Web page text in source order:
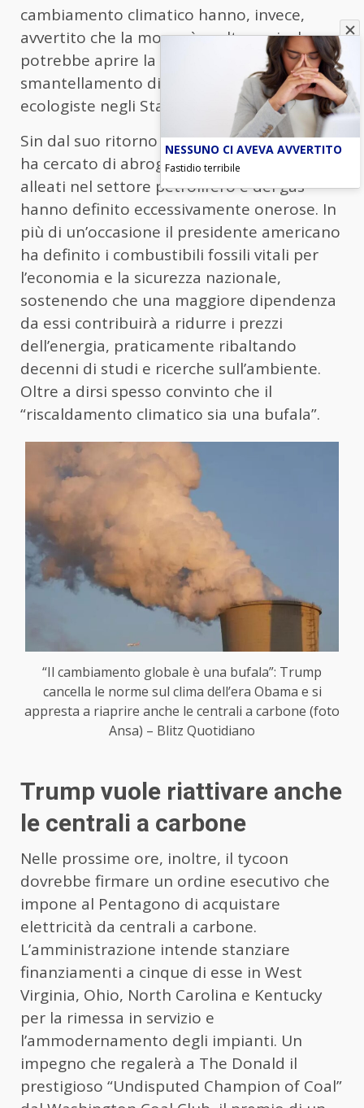
cambiamento climatico hanno, invece,
avvertito che la mossa è molto pericolosa e
potrebbe aprire la strada allo
smantellamento di altre politiche
ecologiste negli Stati Uniti.
Sin dal suo ritorno alla Casa Bianca Trump
ha cercato di abrogare le norme che i suoi
alleati nel settore petrolifero e del gas
hanno definito eccessivamente onerose. In
più di un’occasione il presidente americano
ha definito i combustibili fossili vitali per
l’economia e la sicurezza nazionale,
sostenendo che una maggiore dipendenza
da essi contribuirà a ridurre i prezzi
dell’energia, praticamente ribaltando
decenni di studi e ricerche sull’ambiente.
Oltre a dirsi spesso convinto che il
“riscaldamento climatico sia una bufala”.
“Il cambiamento globale è una bufala”: Trump
cancella le norme sul clima dell’era Obama e si
appresta a riaprire anche le centrali a carbone (foto
Ansa) – Blitz Quotidiano
Trump vuole riattivare anche
le centrali a carbone
Nelle prossime ore, inoltre, il tycoon
dovrebbe firmare un ordine esecutivo che
impone al Pentagono di acquistare
elettricità da centrali a carbone.
L’amministrazione intende stanziare
finanziamenti a cinque di esse in West
Virginia, Ohio, North Carolina e Kentucky
per la rimessa in servizio e
l’ammodernamento degli impianti. Un
impegno che regalerà a The Donald il
prestigioso “Undisputed Champion of Coal”
NESSUNO CI AVEVA AVVERTITO
Fastidio terribile